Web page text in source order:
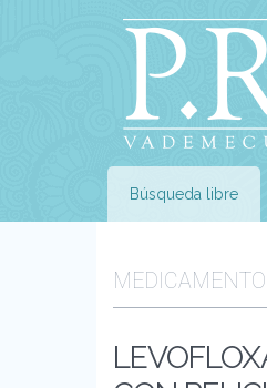
Búsqueda libre
MEDICAMENTO